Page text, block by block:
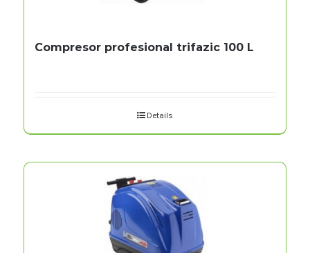
Compresor profesional trifazic 100 L
Details